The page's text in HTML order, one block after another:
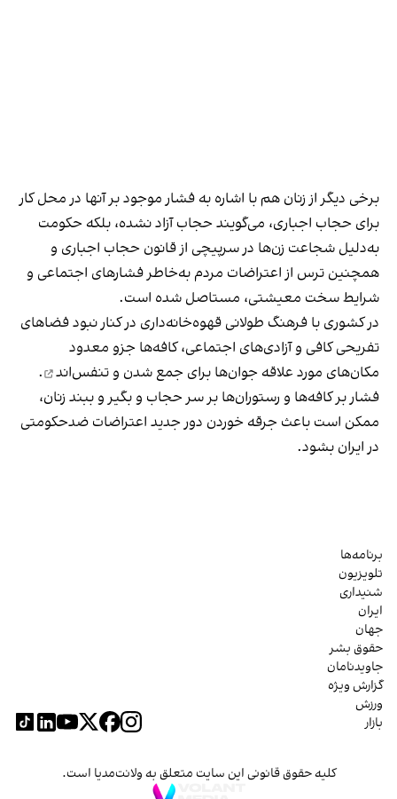
برخی دیگر از زنان هم با اشاره به فشار موجود بر آنها در محل کار
برای حجاب اجباری، می‌گویند حجاب آزاد نشده، بلکه حکومت
به‌دلیل شجاعت زن‌ها در سرپیچی از قانون حجاب اجباری و
همچنین ترس از اعتراضات مردم به‌خاطر فشارهای اجتماعی و
شرایط سخت معیشتی، مستاصل شده است.
در کشوری با فرهنگ طولانی قهوه‌‌خانه‌داری در کنار نبود فضاهای
تفریحی کافی و آزادی‌های اجتماعی، کافه‌ها جزو معدود
مکان‌های مورد علاقه جوان‌ها برای جمع شدن و تنفس‌اند
.
فشار بر کافه‌ها و رستوران‌ها بر سر حجاب و بگیر و ببند زنان،
ممکن است باعث جرقه خوردن دور جدید اعتراضات ضدحکومتی
در ایران بشود.
برنامه‌ها
تلویزیون
شنیداری
ایران
جهان
حقوق بشر
جاویدنامان
گزارش ویژه
ورزش
بازار
کلیه حقوق قانونی این سایت متعلق به ولانت‌مدیا است.